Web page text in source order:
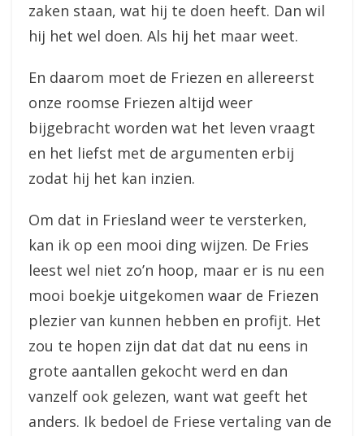
zaken staan, wat hij te doen heeft. Dan wil
hij het wel doen. Als hij het maar weet.
En daarom moet de Friezen en allereerst
onze roomse Friezen altijd weer
bijgebracht worden wat het leven vraagt
en het liefst met de argumenten erbij
zodat hij het kan inzien.
Om dat in Friesland weer te versterken,
kan ik op een mooi ding wijzen. De Fries
leest wel niet zo’n hoop, maar er is nu een
mooi boekje uitgekomen waar de Friezen
plezier van kunnen hebben en profijt. Het
zou te hopen zijn dat dat dat nu eens in
grote aantallen gekocht werd en dan
vanzelf ook gelezen, want wat geeft het
anders. Ik bedoel de Friese vertaling van de